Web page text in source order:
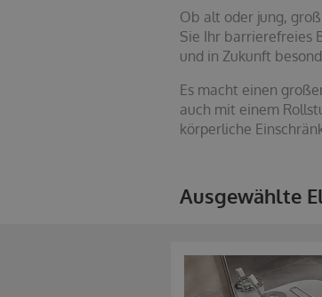
Ob alt oder jung,
Sie Ihr barrierefreies
und in Zukunft
Es macht einen
auch mit einem
körperliche
Ausgewählte